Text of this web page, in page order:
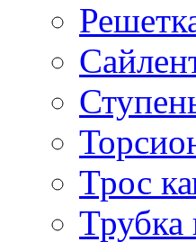
Трос
Трубка